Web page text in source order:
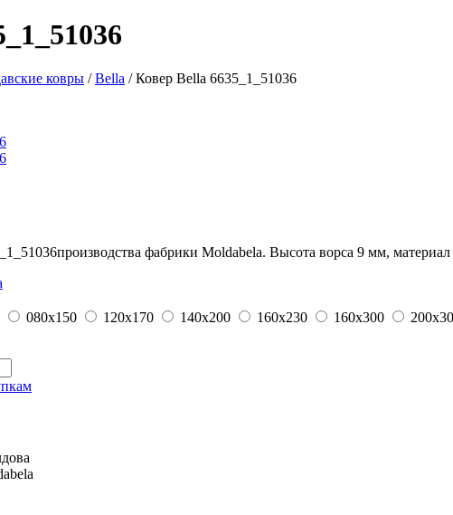
ковры / Bella / Ковер Bella 6635_1_51036
фабрики Moldabela. Высота ворса 9 мм,
080x150 120x170 140x200 160x230 160x300